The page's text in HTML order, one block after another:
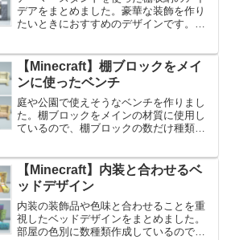
デアをまとめました。豪華な装飾を作り
たいときにおすすめのデザインです。革
と鎧棚っぽくすることができます！合わ
せて使えそうなクローゼッ...
【Minecraft】棚ブロックをメイ
ンに使ったベンチ
庭や公園で使えそうなベンチを作りまし
た。棚ブロックをメインの材質に使用し
ているので、棚ブロックの数だけ種類が
のに時間がかかりました！前回作った椅
子のアイデアはこちらです。
【Minecraft】ヘルメットのあるソファー
デザイン
【Minecraft】内装と合わせるベ
ッドデザイン
内装の装飾品や色味と合わせることを重
視したベッドデザインをまとめました。
部屋の色別に数種類作成しているので、